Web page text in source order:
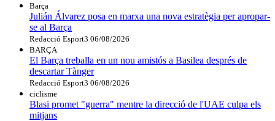
Barça
Julián Álvarez posa en marxa una nova estratègia per apropar-
se al Barça
Redacció Esport3 06/08/2026
BARÇA
El Barça treballa en un nou amistós a Basilea després de
descartar Tànger
Redacció Esport3 06/08/2026
ciclisme
Blasi promet "guerra" mentre la direcció de l'UAE culpa els
mitjans